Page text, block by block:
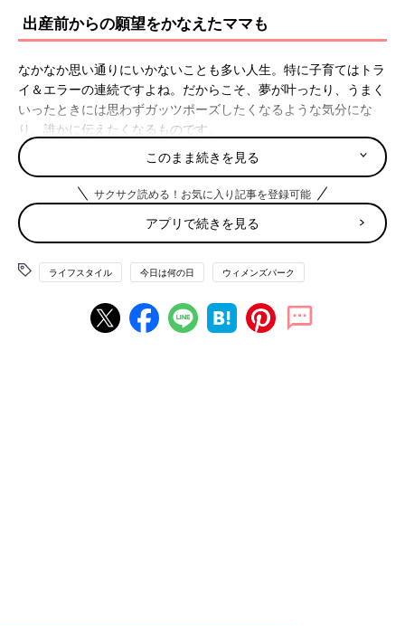
す。久下さんに、パラアスリートである夫との
出会いや結婚に至るまでについて聞きました。
全2回のインタビューの前編です。
出産前からの願望をかなえたママも
なかなか思い通りにいかないことも多い人生。特に子育てはトラ
イ＆エラーの連続ですよね。だからこそ、夢が叶ったり、うまく
いったときには思わずガッツポーズしたくなるような気分にな
り、誰かに伝えたくなるものです。
口コミサイト『ウィメンズパーク』でもママたちの「成功体験」
が報告されていました！
まずは家計に直結する「貯金」の成功体験から。
「500円貯金を2年半続けた結果、11万円弱になりました！いや
分の服をちょくちょく買っています」
「ダイエット」についての成功体験もたくさん寄せられていまし
このまま続きを見る
サクサク読める！お気に入り記事を登録可能
アプリで続きを見る
ライフスタイル 今日は何の日 ウィメンズパーク